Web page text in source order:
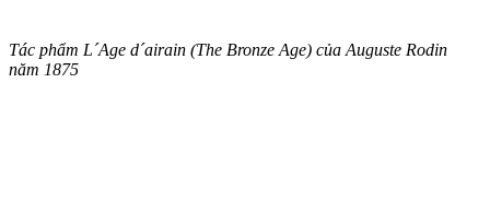
Tác phẩm L´Age d´airain (The Bronze Age) củaAuguste Rodin
năm 1875